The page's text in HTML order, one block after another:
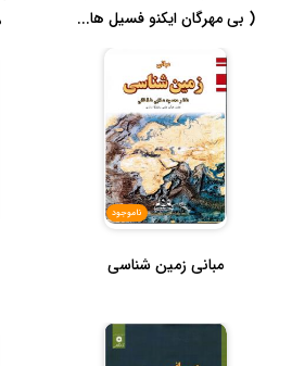
( بی مهرگان ایکنو فسیل ها...
ناموجود
مبانی زمین شناسی